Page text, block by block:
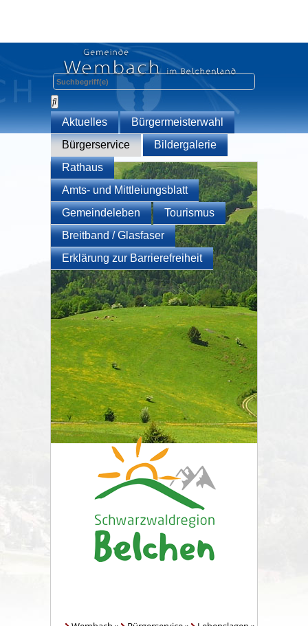
Aktuelles
Bürgermeisterwahl
Bürgerservice
Bildergalerie
Rathaus
Amts- und Mittleiungsblatt
Gemeindeleben
Tourismus
Breitband / Glasfaser
Erklärung zur Barrierefreiheit